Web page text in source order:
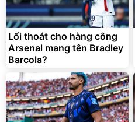
Lối thoát cho hàng công
Arsenal mang tên Bradley
Barcola?